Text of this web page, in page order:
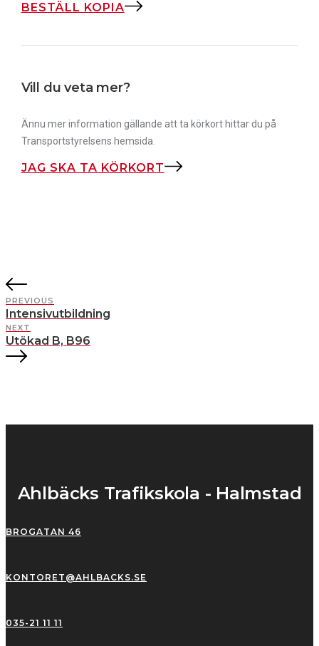
BESTÄLL KOPIA
Vill du veta mer?
Ännu mer information gällande att ta körkort hittar du på
Transportstyrelsens hemsida.
JAG SKA TA KÖRKORT
PREVIOUS
Intensivutbildning
NEXT
Utökad B, B96
Ahlbäcks Trafikskola - Halmstad
BROGATAN 46
KONTORET@AHLBACKS.SE
035-21 11 11